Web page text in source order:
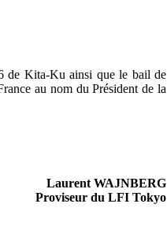
de Kita-Ku ainsi que le bail de
au nom du Président de la
Laurent WAJNBERG
Proviseur du LFI Tokyo